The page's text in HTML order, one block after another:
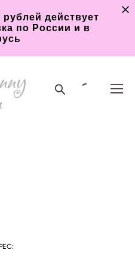
рублей действует
по России и в